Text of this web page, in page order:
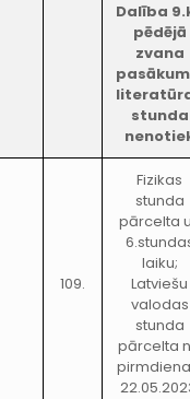
Dalība
pēdējā
zvana
stunda
109.
Fizikas
stunda
pārcelta
laiku;
Latviešu
valodas
stunda
pārcelta